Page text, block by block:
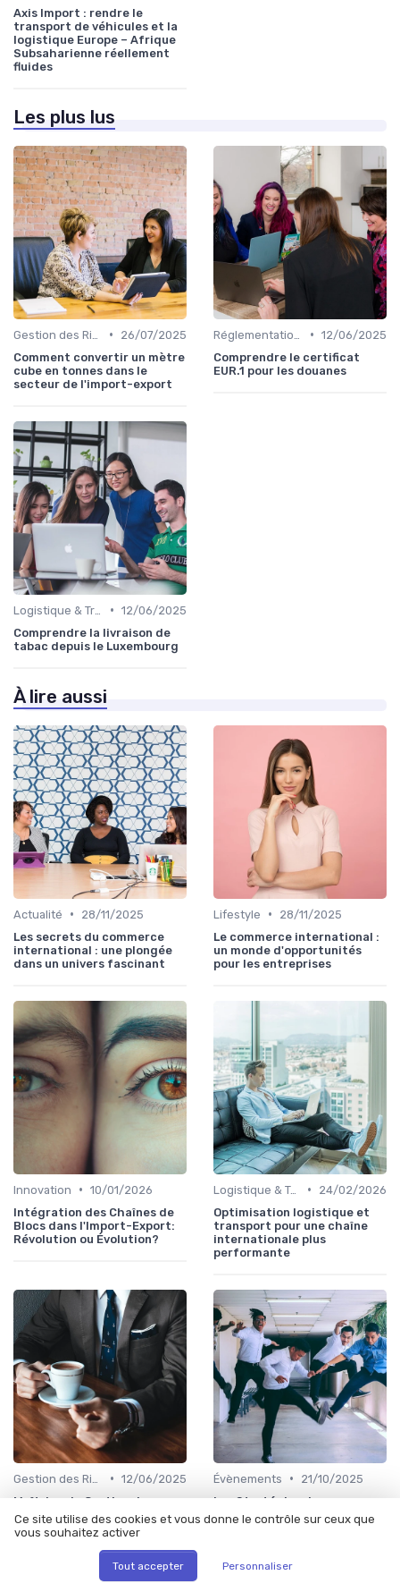
Axis Import : rendre le
transport de véhicules et la
logistique Europe – Afrique
Subsaharienne réellement
fluides
Les plus lus
•
26/07/2025
Comment convertir un mètre
cube en tonnes dans le
secteur de l'import-export
• 12/06/2025
Comprendre le certificat
EUR.1 pour les douanes
• 12/06/2025
Comprendre la livraison de
tabac depuis le Luxembourg
À lire aussi
Actualité •
28/11/2025
Les secrets du commerce
international : une plongée
dans un univers fascinant
Lifestyle •
28/11/2025
Le commerce international :
un monde d'opportunités
pour les entreprises
Innovation • 10/01/2026
Intégration des Chaînes de
Blocs dans l'Import-Export:
Révolution ou Évolution?
Logistique & Transport •
24/02/2026
Optimisation logistique et
transport pour une chaîne
internationale plus
performante
• 12/06/2025
Maîtriser la Gestion des
Risques en Import-Export
pour une Performance
Évènements •
21/10/2025
Les Stratégies de
Diversification des Marchés
en Import-Export: S'Adapter
Ce site utilise des cookies et vous donne le contrôle sur ceux que
vous souhaitez activer
Tout accepter Personnaliser